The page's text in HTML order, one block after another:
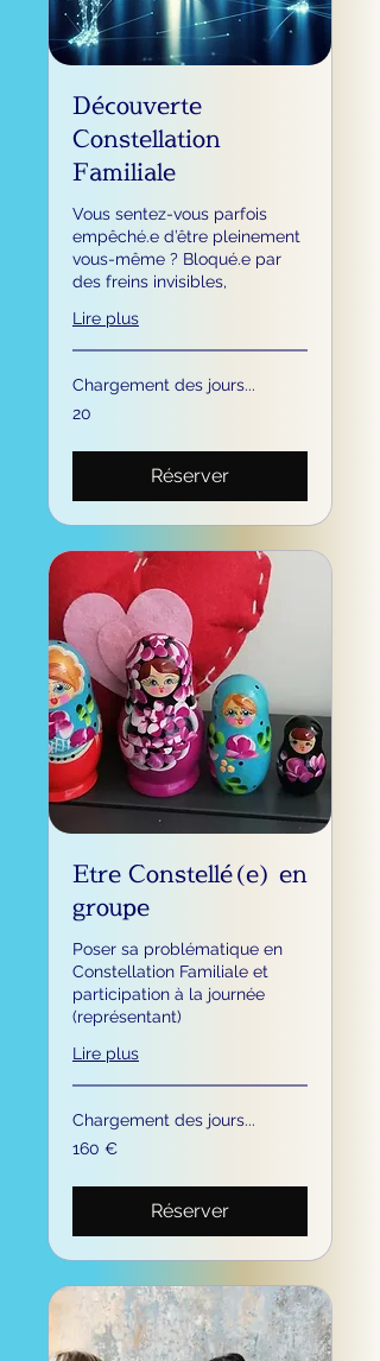
Découverte
Constellation
Familiale
Vous sentez-vous parfois
empêché.e d’être pleinement
vous-même ? Bloqué.e par
des freins invisibles,
Lire plus
Chargement des jours...
20
Réserver
Etre Constellé(e) en
groupe
Poser sa problématique en
Constellation Familiale et
participation à la journée
(représentant)
Lire plus
Chargement des jours...
160
euros
160 €
Réserver